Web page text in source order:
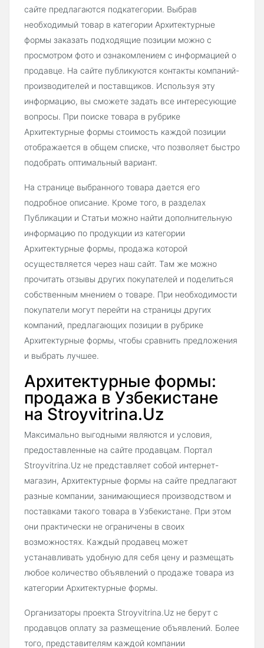
сайте предлагаются подкатегории. Выбрав
необходимый товар в категории Архитектурные
формы заказать подходящие позиции можно с
просмотром фото и ознакомлением с информацией о
продавце. На сайте публикуются контакты компаний-
производителей и поставщиков. Используя эту
информацию, вы сможете задать все интересующие
вопросы. При поиске товара в рубрике
Архитектурные формы стоимость каждой позиции
отображается в общем списке, что позволяет быстро
подобрать оптимальный вариант.
На странице выбранного товара дается его
подробное описание. Кроме того, в разделах
Публикации и Статьи можно найти дополнительную
информацию по продукции из категории
Архитектурные формы, продажа которой
осуществляется через наш сайт. Там же можно
прочитать отзывы других покупателей и поделиться
собственным мнением о товаре. При необходимости
покупатели могут перейти на страницы других
компаний, предлагающих позиции в рубрике
Архитектурные формы, чтобы сравнить предложения
и выбрать лучшее.
Архитектурные формы:
продажа в Узбекистане
на Stroyvitrina.Uz
Максимально выгодными являются и условия,
предоставленные на сайте продавцам. Портал
Stroyvitrina.Uz не представляет собой интернет-
магазин, Архитектурные формы на сайте предлагают
разные компании, занимающиеся производством и
поставками такого товара в Узбекистане. При этом
они практически не ограничены в своих
возможностях. Каждый продавец может
устанавливать удобную для себя цену и размещать
любое количество объявлений о продаже товара из
категории Архитектурные формы.
Организаторы проекта Stroyvitrina.Uz не берут с
продавцов оплату за размещение объявлений. Более
того, представителям каждой компании